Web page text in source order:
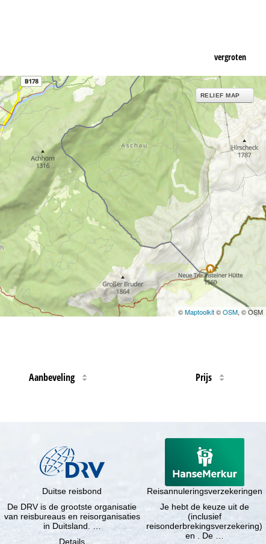
vergroten
RELIEF MAP
©Maptoolkit©OSM, © OSM
Aanbeveling Prijs
Duitse reisbond
De DRV is de grootste organisatie
van reisbureaus en reisorganisaties
in Duitsland. …
Details
Reisannuleringsverzekeringen
Je hebt de keuze uit de
(inclusief
reisonderbrekingsverzekering)
en . De …